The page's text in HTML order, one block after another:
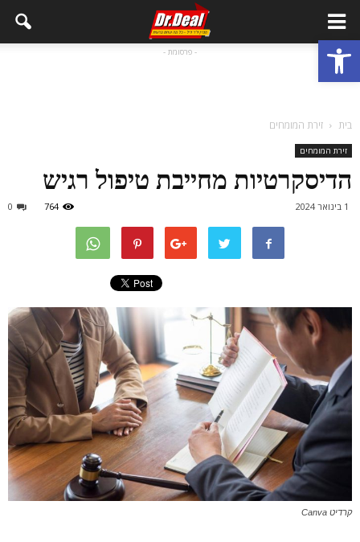
פתח סרגל נגישות - פרסומת -
בית זירת המומחים
זירת המומחים
הדיסקרטיות מחייבת טיפול רגיש
1 בינואר 2024 0 764
קרדיט Canva